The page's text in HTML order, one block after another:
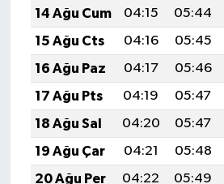
14 Ağu Cum
04:15 05:44
15 Ağu Cts
04:16 05:45
16 Ağu Paz
04:17 05:46
17 Ağu Pts
04:19 05:47
18 Ağu Sal
04:20 05:47
19 Ağu Çar
04:21 05:48
20 Ağu Per
04:22 05:49